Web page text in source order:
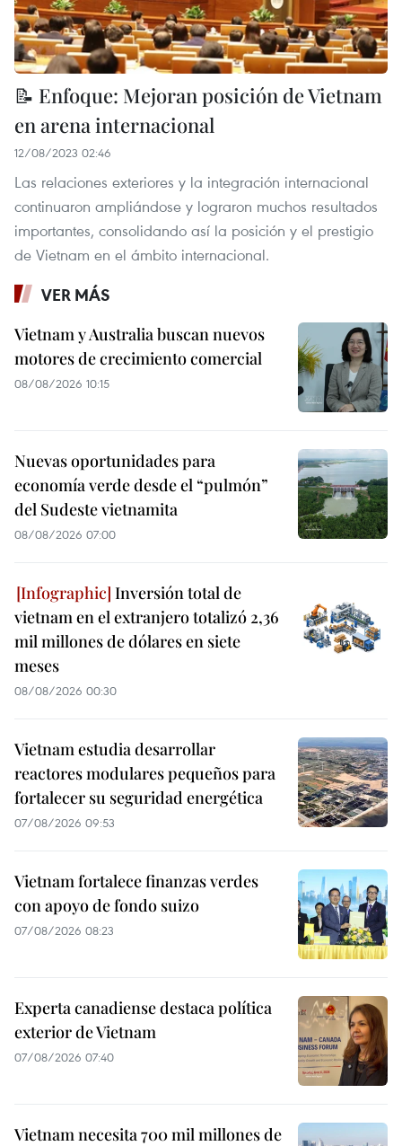
📝 Enfoque: Mejoran posición de Vietnam
en arena internacional
12/08/2023 02:46
Las relaciones exteriores y la integración internacional
continuaron ampliándose y lograron muchos resultados
importantes, consolidando así la posición y el prestigio
de Vietnam en el ámbito internacional.
VER MÁS
Vietnam y Australia buscan nuevos
motores de crecimiento comercial
08/08/2026 10:15
Nuevas oportunidades para
economía verde desde el “pulmón”
del Sudeste vietnamita
08/08/2026 07:00
Inversión total de
vietnam en el extranjero totalizó 2,36
mil millones de dólares en siete
meses
08/08/2026 00:30
Vietnam estudia desarrollar
reactores modulares pequeños para
fortalecer su seguridad energética
07/08/2026 09:53
Vietnam fortalece finanzas verdes
con apoyo de fondo suizo
07/08/2026 08:23
Experta canadiense destaca política
exterior de Vietnam
07/08/2026 07:40
Vietnam necesita 700 mil millones de